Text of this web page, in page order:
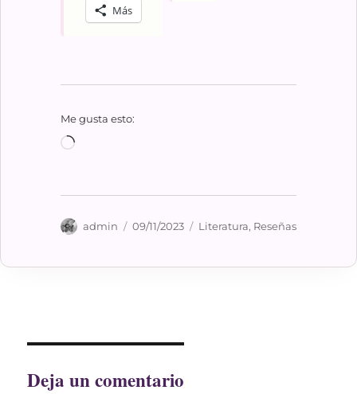
Más
Me gusta esto:
Cargando...
Autor
admin
Publicado
09/11/2023 Categorías
Literatura, Reseñas
Deja un comentario